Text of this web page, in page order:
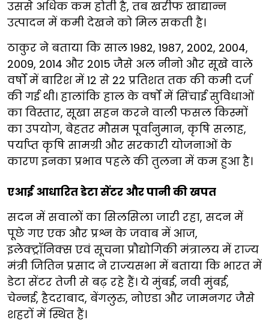
उससे अधिक कम होती है, तब खरीफ खाद्यान्न
उत्पादन में कमी देखने को मिल सकती है।
ठाकुर ने बताया कि साल 1982, 1987, 2002, 2004,
2009, 2014 और 2015 जैसे अल नीनो और सूखे वाले
वर्षों में बारिश में 12 से 22 प्रतिशत तक की कमी दर्ज
की गई थी। हालांकि हाल के वर्षों में सिंचाई सुविधाओं
का विस्तार, सूखा सहन करने वाली फसल किस्मों
का उपयोग, बेहतर मौसम पूर्वानुमान, कृषि सलाह,
पर्याप्त कृषि सामग्री और सरकारी योजनाओं के
कारण इनका प्रभाव पहले की तुलना में कम हुआ है।
एआई आधारित डेटा सेंटर और पानी की खपत
सदन में सवालों का सिलसिला जारी रहा, सदन में
पूछे गए एक और प्रश्न के जवाब में आज,
इलेक्ट्रॉनिक्स एवं सूचना प्रौद्योगिकी मंत्रालय में राज्य
मंत्री जितिन प्रसाद ने राज्यसभा में बताया कि भारत में
डेटा सेंटर तेजी से बढ़ रहे हैं। ये मुंबई, नवी मुंबई,
चेन्नई, हैदराबाद, बेंगलुरु, नोएडा और जामनगर जैसे
शहरों में स्थित हैं।